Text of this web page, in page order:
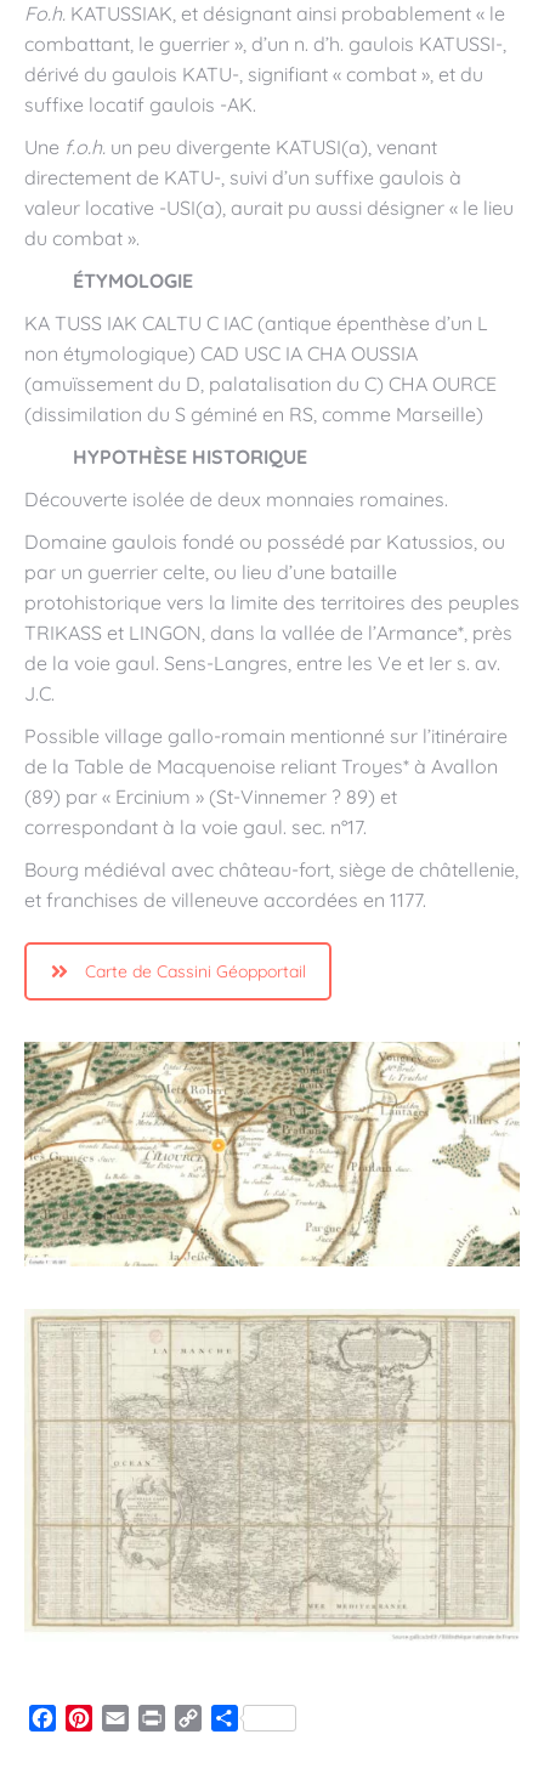
Fo.h. KATUSSIAK, et désignant ainsi probablement « le
combattant, le guerrier », d’un n. d’h. gaulois KATUSSI-,
dérivé du gaulois KATU-, signifiant « combat », et du
suffixe locatif gaulois -AK.
Une f.o.h. un peu divergente KATUSI(a), venant
directement de KATU-, suivi d’un suffixe gaulois à
valeur locative -USI(a), aurait pu aussi désigner « le lieu
du combat ».
ÉTYMOLOGIE
KA TUSS IAK CALTU C IAC (antique épenthèse d’un L
non étymologique) CAD USC IA CHA OUSSIA
(amuïssement du D, palatalisation du C) CHA OURCE
(dissimilation du S géminé en RS, comme Marseille)
HYPOTHÈSE HISTORIQUE
Découverte isolée de deux monnaies romaines.
Domaine gaulois fondé ou possédé par Katussios, ou
par un guerrier celte, ou lieu d’une bataille
protohistorique vers la limite des territoires des peuples
TRIKASS et LINGON, dans la vallée de l’Armance*, près
de la voie gaul. Sens-Langres, entre les Ve et Ier s. av.
J.C.
Possible village gallo-romain mentionné sur l’itinéraire
de la Table de Macquenoise reliant Troyes* à Avallon
(89) par « Ercinium » (St-Vinnemer ? 89) et
correspondant à la voie gaul. sec. n°17.
Bourg médiéval avec château-fort, siège de châtellenie,
et franchises de villeneuve accordées en 1177.
Carte de Cassini Géopportail
Facebook
Pinterest
Email Print
CopyPartager